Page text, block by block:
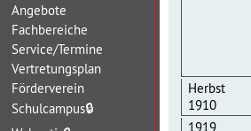
Angebote
Fachbereiche
Service/Termine
Vertretungsplan
Förderverein
Schulcampus🔒
Herbst
1910
1919